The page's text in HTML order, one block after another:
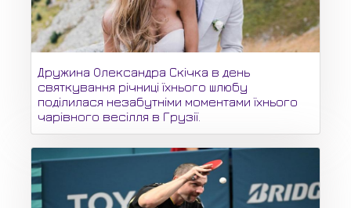
Дружина Олександра Скічка в день
святкування річниці їхнього шлюбу
поділилася незабутніми моментами їхнього
чарівного весілля в Грузії.